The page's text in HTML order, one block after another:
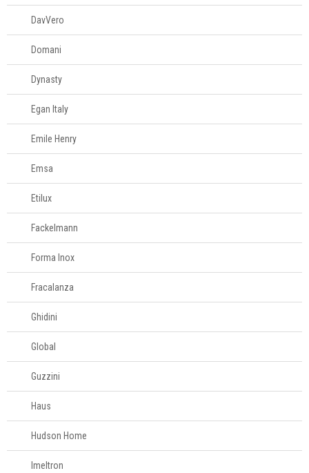
DavVero
Domani
Dynasty
Egan Italy
Emile Henry
Emsa
Etilux
Fackelmann
Forma Inox
Fracalanza
Ghidini
Global
Guzzini
Haus
Hudson Home
Imeltron